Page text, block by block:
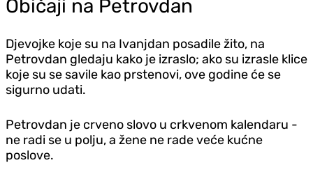
Običaji na Petrovdan
Djevojke koje su na Ivanjdan posadile žito, na
Petrovdan gledaju kako je izraslo; ako su izrasle klice
koje su se savile kao prstenovi, ove godine će se
sigurno udati.
Petrovdan je crveno slovo u crkvenom kalendaru -
ne radi se u polju, a žene ne rade veće kućne
poslove.